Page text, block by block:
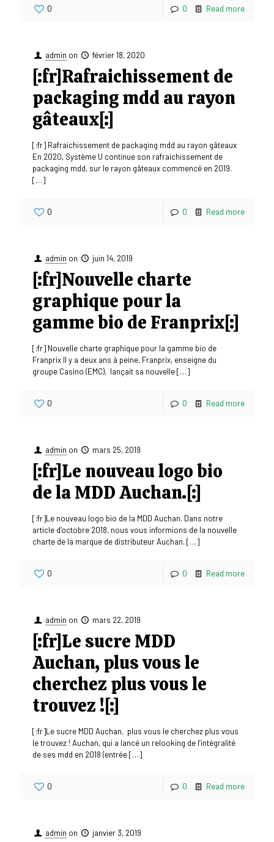
0 0 Read more
admin on février 18, 2020
[:fr]Rafraichissement de
packaging mdd au rayon
gâteaux[:]
[:fr] Rafraichissement de packaging mdd au rayon gâteaux
En 2020, Système U continue son rafraichissement de
packaging mdd, sur le rayon gâteaux commencé en 2019.
[…]
0 0 Read more
admin on juin 14, 2019
[:fr]Nouvelle charte
graphique pour la
gamme bio de Franprix[:]
[:fr] Nouvelle charte graphique pour la gamme bio de
Franprix Il y a deux ans à peine, Franprix, enseigne du
groupe Casino (EMC), lançait sa nouvelle[…]
0 0 Read more
admin on mars 25, 2019
[:fr]Le nouveau logo bio
de la MDD Auchan.[:]
[:fr]Le nouveau logo bio de la MDD Auchan. Dans notre
article d’octobre 2018, nous vous informions de la nouvelle
charte de la marque de distributeur Auchan. […]
0 0 Read more
admin on mars 22, 2019
[:fr]Le sucre MDD
Auchan, plus vous le
cherchez plus vous le
trouvez ![:]
[:fr]Le sucre MDD Auchan, plus vous le cherchez plus vous
le trouvez ! Auchan, qui a lancé un relooking de l’intégralité
de ses mdd en 2018 (entrée[…]
0 0 Read more
admin on janvier 3, 2019